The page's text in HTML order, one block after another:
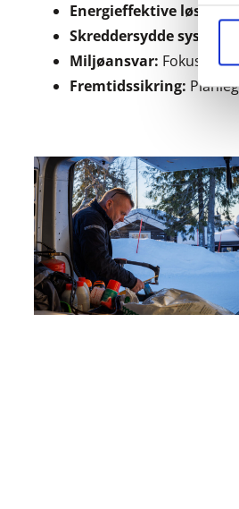
Energieffektive
Skreddersydde systemer:
Miljøansvar: Fokus på
Fremtidssikring: